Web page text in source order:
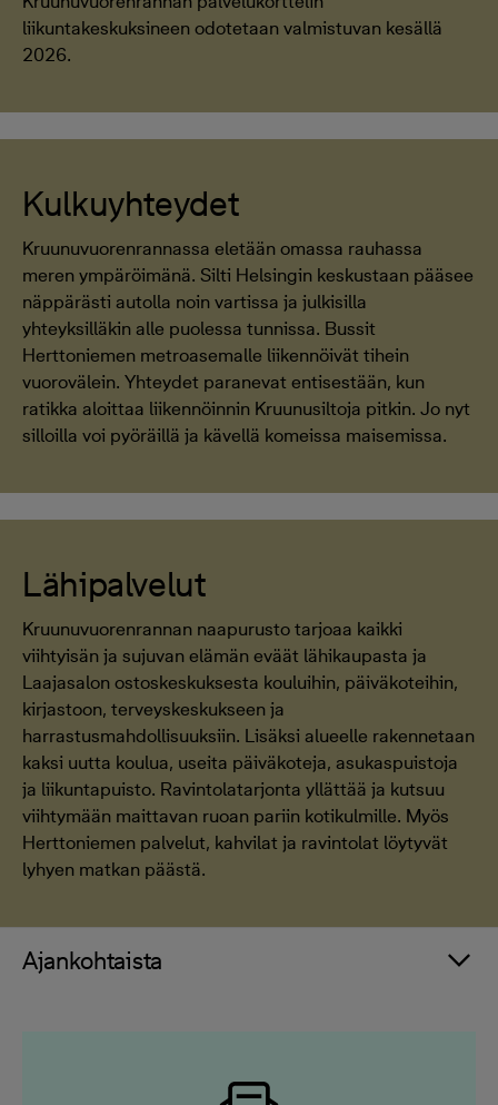
liikuntakeskuksineen odotetaan valmistuvan kesällä
2026.
Kulkuyhteydet
Kruunuvuorenrannassa eletään omassa rauhassa
meren ympäröimänä. Silti Helsingin keskustaan pääsee
näppärästi autolla noin vartissa ja julkisilla
yhteyksilläkin alle puolessa tunnissa. Bussit
Herttoniemen metroasemalle liikennöivät tihein
vuorovälein. Yhteydet paranevat entisestään, kun
ratikka aloittaa liikennöinnin Kruunusiltoja pitkin. Jo nyt
silloilla voi pyöräillä ja kävellä komeissa maisemissa.
Lähipalvelut
Kruunuvuorenrannan naapurusto tarjoaa kaikki
viihtyisän ja sujuvan elämän eväät lähikaupasta ja
Laajasalon ostoskeskuksesta kouluihin, päiväkoteihin,
kirjastoon, terveyskeskukseen ja
harrastusmahdollisuuksiin. Lisäksi alueelle rakennetaan
kaksi uutta koulua, useita päiväkoteja, asukaspuistoja
ja liikuntapuisto. Ravintolatarjonta yllättää ja kutsuu
viihtymään maittavan ruoan pariin kotikulmille. Myös
Herttoniemen palvelut, kahvilat ja ravintolat löytyvät
lyhyen matkan päästä.
Ajankohtaista